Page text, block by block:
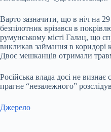
Варто зазначити, що в ніч на
безпілотник врізався в
румунському місті Галац, що
викликав займання в коридорі
Двоє мешканців отримали
Російська влада досі не визнає
прагне “незалежного”
Джерело